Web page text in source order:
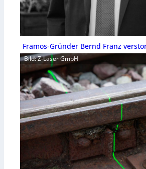
Framos-Gründer Bernd Franz
Bild: Z-Laser GmbH